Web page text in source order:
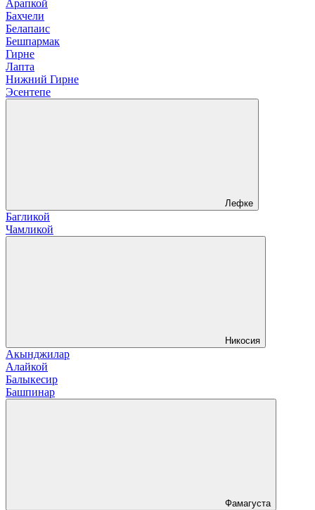
Арапкой
Бахчели
Белапаис
Бешпармак
Гирне
Лапта
Нижний Гирне
Эсентепе
Лефке
Багликой
Чамликой
Никосия
Акынджилар
Алайкой
Балыкесир
Башпинар
Фамагуста